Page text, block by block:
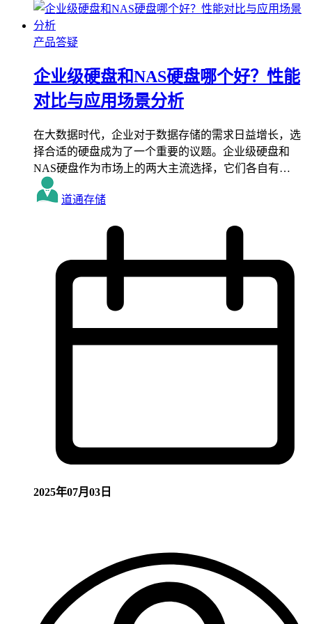
产品答疑
企业级硬盘和NAS硬盘哪个好？性能
对比与应用场景分析
在大数据时代，企业对于数据存储的需求日益增长，选
择合适的硬盘成为了一个重要的议题。企业级硬盘和
NAS硬盘作为市场上的两大主流选择，它们各自有…
道通存储
2025年07月03日